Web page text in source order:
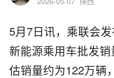
5月7日讯，乘联会
新能源乘用车批发
估销量约为122万辆